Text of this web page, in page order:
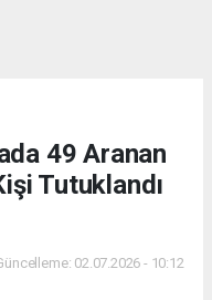
49 Aranan
Tutuklandı
02.07.2026 - 10:12